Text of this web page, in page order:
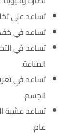
تساعد على
تساعد في
تساعد في
المناعة.
تساعد في
الجسم.
تساعد عشبة
عام.